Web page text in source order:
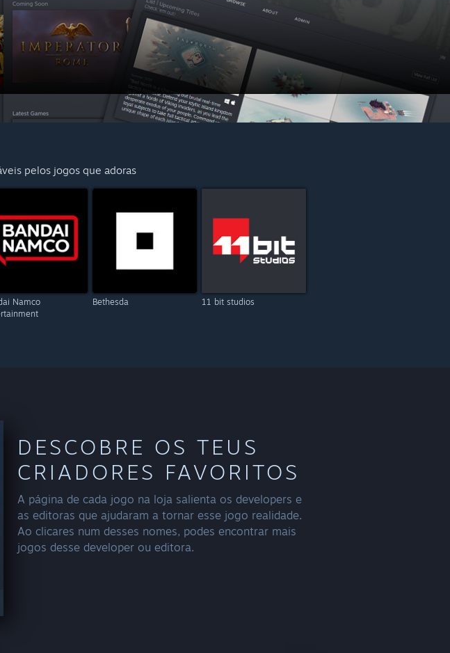
pelos jogos que adoras
Namco
Bethesda 11 bit studios
DESCOBRE OS TEUS
CRIADORES FAVORITOS
A página de cada jogo na loja salienta os developers e
as editoras que ajudaram a tornar esse jogo realidade.
Ao clicares num desses nomes, podes encontrar mais
jogos desse developer ou editora.